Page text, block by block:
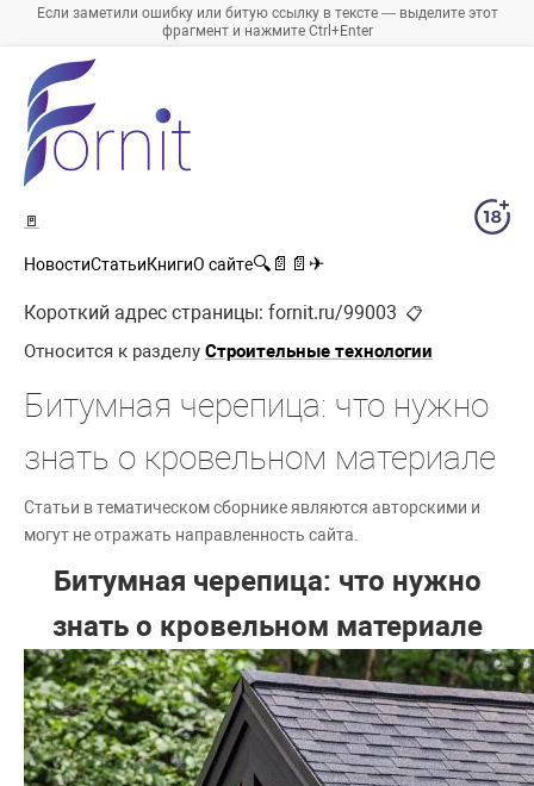
Если заметили ошибку или битую ссылку в тексте — выделите этот
фрагмент и нажмите Ctrl+Enter
🚪
НовостиСтатьиКнигиО сайте🔍 📄 📄 ✈
Короткий адрес страницы: fornit.ru/99003 📋
Относится к разделу Строительные технологии
Битумная черепица: что нужно
знать о кровельном материале
Статьи в тематическом сборнике являются авторскими и
могут не отражать направленность сайта.
Битумная черепица: что нужно
знать о кровельном материале